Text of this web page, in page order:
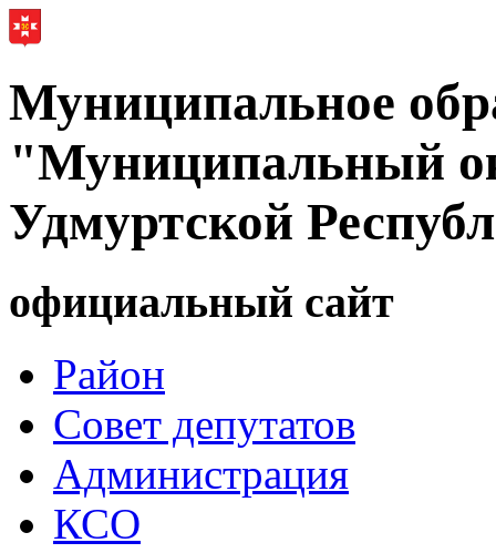
Муниципальное
"Муниципальный
Удмуртской
официальный сайт
Район
Совет депутатов
Администрация
КСО